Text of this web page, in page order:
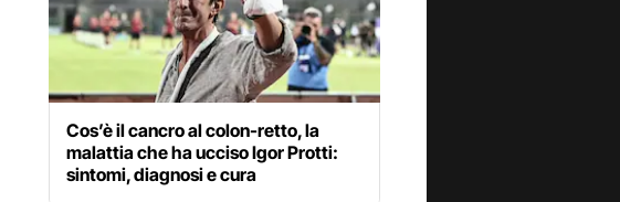
Cos’è il cancro al colon-retto, la
malattia che ha ucciso Igor Protti:
sintomi, diagnosi e cura